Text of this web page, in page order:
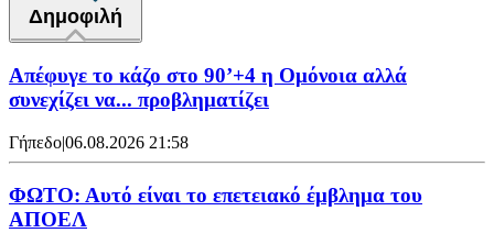
Δημοφιλή
Απέφυγε το κάζο στο 90’+4 η Ομόνοια αλλά
συνεχίζει να... προβληματίζει
Γήπεδο|06.08.2026 21:58
ΦΩΤΟ: Αυτό είναι το επετειακό έμβλημα του
ΑΠΟΕΛ